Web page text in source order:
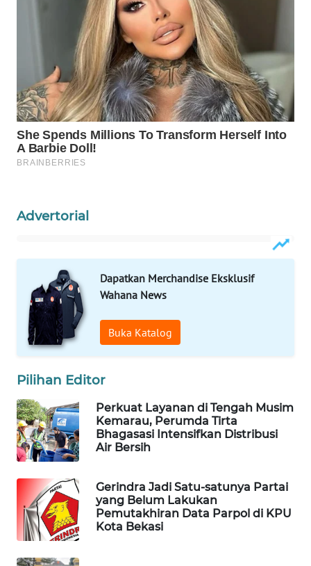
Advertorial
Dapatkan Merchandise Eksklusif
Wahana News
Buka Katalog
Pilihan Editor
Perkuat Layanan di Tengah Musim
Kemarau, Perumda Tirta
Bhagasasi Intensifkan Distribusi
Air Bersih
Gerindra Jadi Satu-satunya Partai
yang Belum Lakukan
Pemutakhiran Data Parpol di KPU
Kota Bekasi
Wahana
Network
KONSUMEN
LISTRIK
KELISTRIKAN
ID
MAWAKA
ID
MARTABAT
PLN
WATCH
MKLI
LPKKI
LKKI
KOPEKLIN